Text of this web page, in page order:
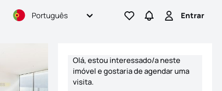
Português Ir para os favoritos
Ir para pesquisas
Entrar
Entrar